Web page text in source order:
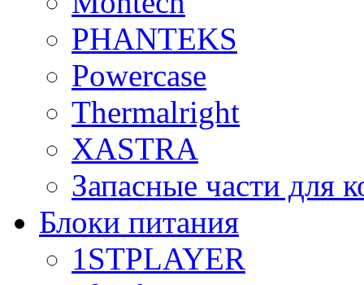
PHANTEKS
Powercase
Thermalright
XASTRA
Запасные части для
Блоки питания
1STPLAYER